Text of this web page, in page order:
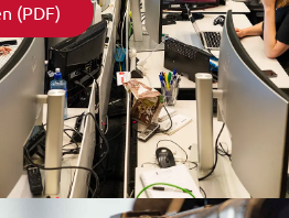
(PDF)